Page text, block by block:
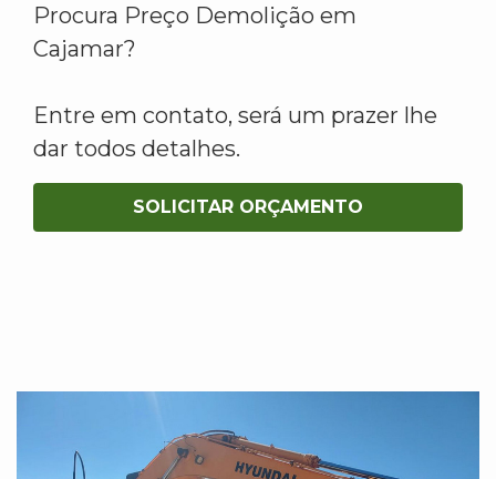
Procura Preço Demolição em
Cajamar?
Entre em contato, será um prazer lhe
dar todos detalhes.
SOLICITAR ORÇAMENTO